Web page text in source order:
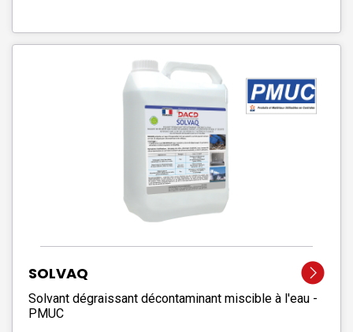
SOLVAQ
Solvant dégraissant décontaminant miscible à l'eau -
PMUC